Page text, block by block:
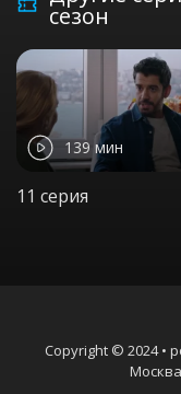
сезон
139 мин
11 серия
Copyright © 2024 •